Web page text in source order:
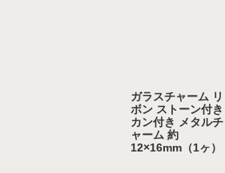
ガラスチャーム リ
ボン ストーン付き
カン付き メタルチ
ャーム 約
12×16mm（1ヶ）